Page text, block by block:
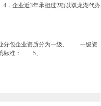
业近3年承担过2项以双龙湖代办
分包企业资质分为一级、 一级资
标准： 5、